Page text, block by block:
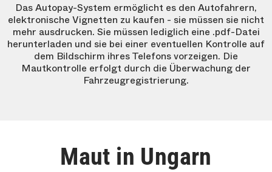
Das Autopay-System ermöglicht es den Autofahrern,
elektronische Vignetten zu kaufen - sie müssen sie nicht
mehr ausdrucken. Sie müssen lediglich eine .pdf-Datei
herunterladen und sie bei einer eventuellen Kontrolle auf
dem Bildschirm ihres Telefons vorzeigen. Die
Mautkontrolle erfolgt durch die Überwachung der
Fahrzeugregistrierung.
Maut in Ungarn